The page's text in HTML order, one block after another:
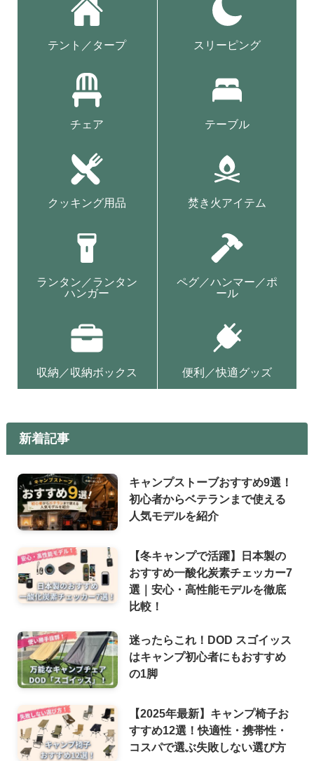
テント／タープ スリーピング
チェア テーブル
クッキング用品 焚き火アイテム
ランタン／ランタン
ハンガー
ペグ／ハンマー／ポ
ール
収納／収納ボックス 便利／快適グッズ
新着記事
キャンプストーブおすすめ9選！
初心者からベテランまで使える
人気モデルを紹介
【冬キャンプで活躍】日本製の
おすすめ一酸化炭素チェッカー7
選｜安心・高性能モデルを徹底
比較！
迷ったらこれ！DOD スゴイッス
はキャンプ初心者にもおすすめ
の1脚
【2025年最新】キャンプ椅子お
すすめ12選！快適性・携帯性・
コスパで選ぶ失敗しない選び方